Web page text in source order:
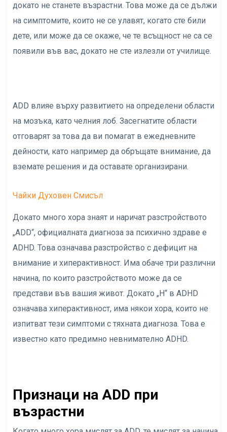
докато не станете възрастни. Това може да се дължи
на симптомите, които не се улавят, когато сте били
дете, или може да се окаже, че те всъщност не са се
появили във вас, докато не сте излезли от училище.
ADD влияе върху развитието на определени области
на мозъка, като челния лоб. Засегнатите области
отговарят за това да ви помагат в ежедневните
дейности, като например да обръщате внимание, да
вземате решения и да оставате организирани.
Чайки Духовен Смисъл
Докато много хора знаят и наричат ​​разстройството
„ADD“, официалната диагноза за психично здраве е
ADHD. Това означава разстройство с дефицит на
внимание и хиперактивност. Има обаче три различни
начина, по които разстройството може да се
представи във вашия живот. Докато „H“ в ADHD
означава хиперактивност, има някои хора, които не
изпитват тези симптоми с тяхната диагноза. Това е
известно като предимно невнимателно ADHD.
Признаци на ADD при
възрастни